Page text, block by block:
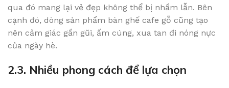
qua đó mang lại vẻ đẹp không thể bị nhầm lẫn. Bên
cạnh đó, dòng sản phẩm bàn ghế cafe gỗ cũng tạo
nên cảm giác gần gũi, ấm cúng, xua tan đi nóng nực
của ngày hè.
2.3. Nhiều phong cách để lựa chọn